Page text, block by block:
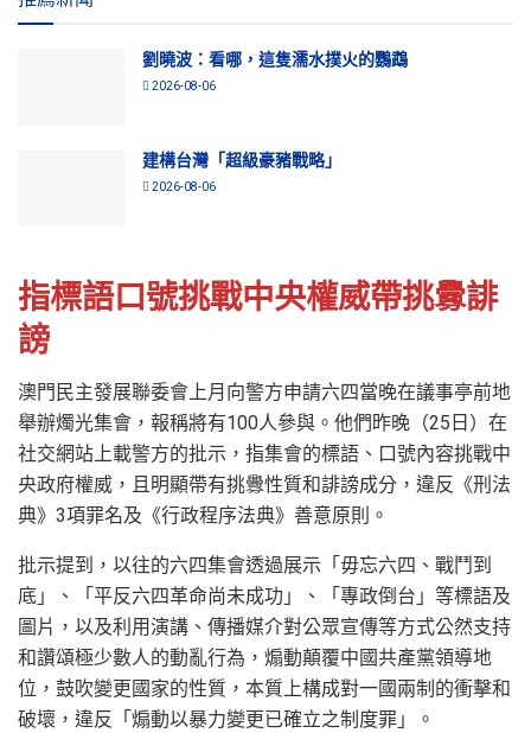
劉曉波：看哪，這隻濡水撲火的鸚鵡
2026-08-06
建構台灣「超級豪豬戰略」
2026-08-06
指標語口號挑戰中央權威帶挑釁誹
謗
澳門民主發展聯委會上月向警方申請六四當晚在議事亭前地
舉辦燭光集會，報稱將有100人參與。他們昨晚（25日）在
社交網站上載警方的批示，指集會的標語、口號內容挑戰中
央政府權威，且明顯帶有挑釁性質和誹謗成分，違反《刑法
典》3項罪名及《行政程序法典》善意原則。
批示提到，以往的六四集會透過展示「毋忘六四、戰鬥到
底」、「平反六四革命尚未成功」、「專政倒台」等標語及
圖片，以及利用演講、傳播媒介對公眾宣傳等方式公然支持
和讚頌極少數人的動亂行為，煽動顛覆中國共產黨領導地
位，鼓吹變更國家的性質，本質上構成對一國兩制的衝擊和
破壞，違反「煽動以暴力變更已確立之制度罪」。